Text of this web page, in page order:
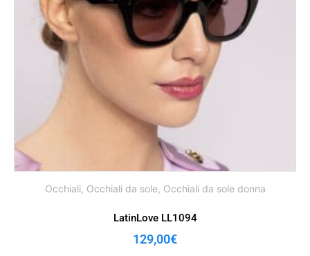
Occhiali, Occhiali da sole, Occhiali da sole donna
LatinLove LL1094
129,00€